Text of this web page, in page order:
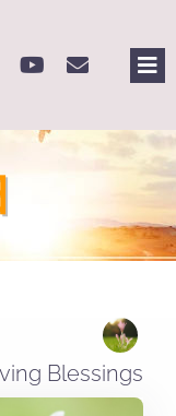
Blessings